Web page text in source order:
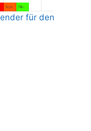
für den